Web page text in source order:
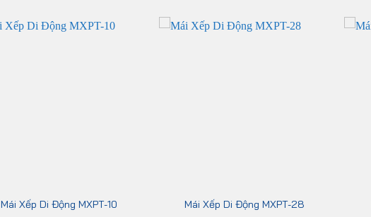
Mái Xếp Di Động MXPT-10
Mái Xếp Di Động MXPT-28